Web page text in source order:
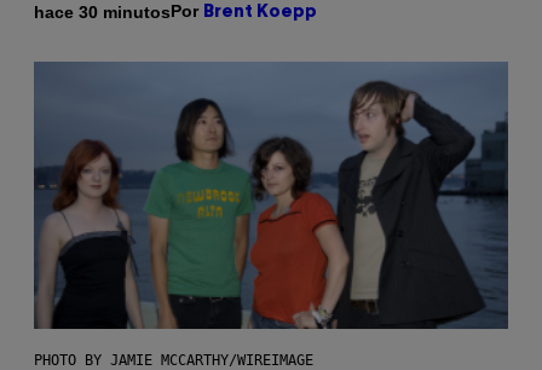
hace 30 minutosPor Brent Koepp
PHOTO BY JAMIE MCCARTHY/WIREIMAGE